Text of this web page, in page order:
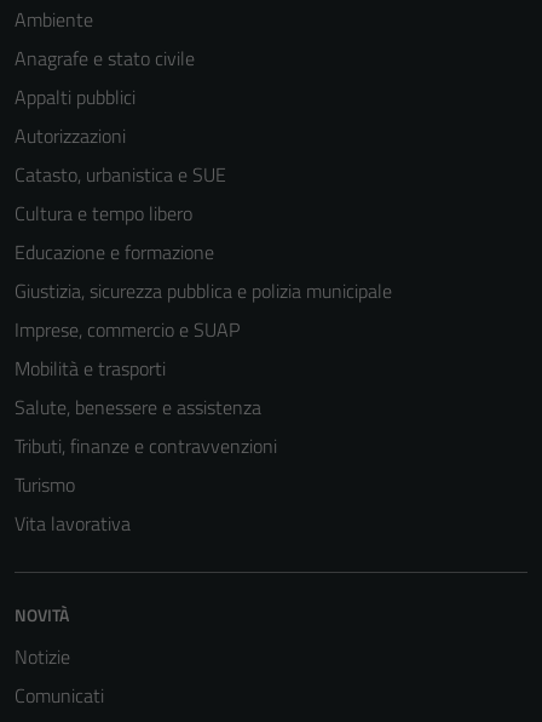
Ambiente
Anagrafe e stato civile
Appalti pubblici
Autorizzazioni
Catasto, urbanistica e SUE
Cultura e tempo libero
Educazione e formazione
Giustizia, sicurezza pubblica e polizia municipale
Imprese, commercio e SUAP
Mobilità e trasporti
Salute, benessere e assistenza
Tributi, finanze e contravvenzioni
Turismo
Vita lavorativa
NOVITÀ
Notizie
Comunicati